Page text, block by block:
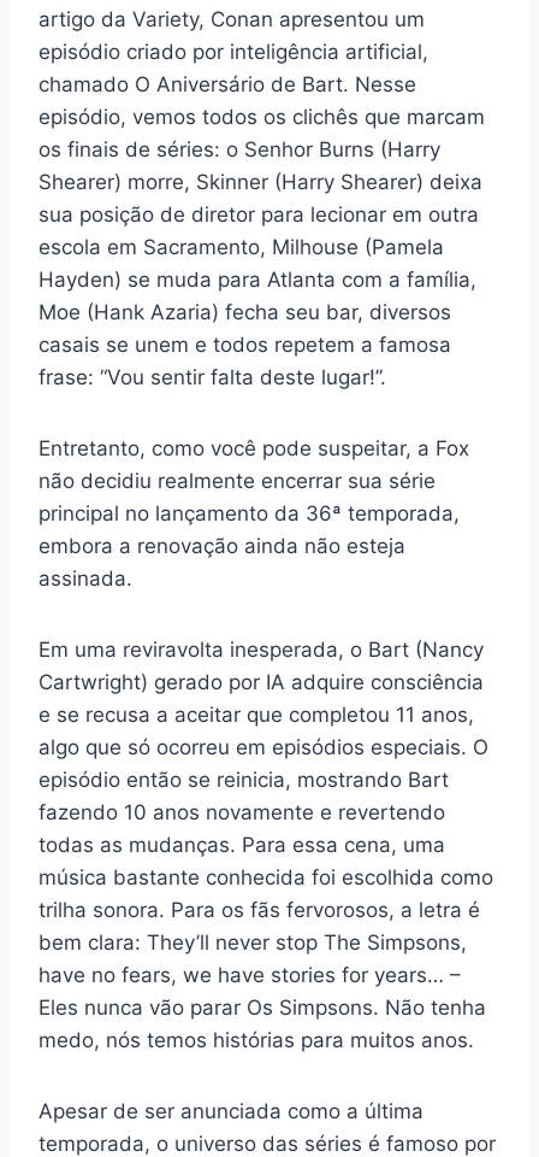
artigo da Variety, Conan apresentou um
episódio criado por inteligência artificial,
chamado O Aniversário de Bart. Nesse
episódio, vemos todos os clichês que marcam
os finais de séries: o Senhor Burns (Harry
Shearer) morre, Skinner (Harry Shearer) deixa
sua posição de diretor para lecionar em outra
escola em Sacramento, Milhouse (Pamela
Hayden) se muda para Atlanta com a família,
Moe (Hank Azaria) fecha seu bar, diversos
casais se unem e todos repetem a famosa
frase: “Vou sentir falta deste lugar!”.
Entretanto, como você pode suspeitar, a Fox
não decidiu realmente encerrar sua série
principal no lançamento da 36ª temporada,
embora a renovação ainda não esteja
assinada.
Em uma reviravolta inesperada, o Bart (Nancy
Cartwright) gerado por IA adquire consciência
e se recusa a aceitar que completou 11 anos,
algo que só ocorreu em episódios especiais. O
episódio então se reinicia, mostrando Bart
fazendo 10 anos novamente e revertendo
todas as mudanças. Para essa cena, uma
música bastante conhecida foi escolhida como
trilha sonora. Para os fãs fervorosos, a letra é
bem clara: They’ll never stop The Simpsons,
have no fears, we have stories for years… –
Eles nunca vão parar Os Simpsons. Não tenha
medo, nós temos histórias para muitos anos.
Apesar de ser anunciada como a última
temporada, o universo das séries é famoso por